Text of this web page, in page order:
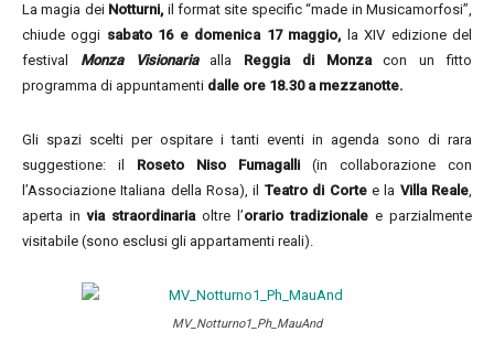
La magia dei Notturni, il format site specific “made in Musicamorfosi”,
chiude oggi sabato 16 e domenica 17 maggio,
la XIV edizione del
festival
Monza Visionariaalla Reggia di Monzacon un fitto
programma di appuntamenti dalle ore 18.30 a mezzanotte.
Gli spazi scelti per ospitare i tanti eventi in agenda sono di rara
suggestione: il Roseto Niso Fumagalli (in collaborazione con
l’Associazione Italiana della Rosa), il Teatro di Cortee la Villa Reale,
aperta in via straordinariaoltre l’orario tradizionale e parzialmente
visitabile (sono esclusi gli appartamenti reali).
MV_Notturno1_Ph_MauAnd